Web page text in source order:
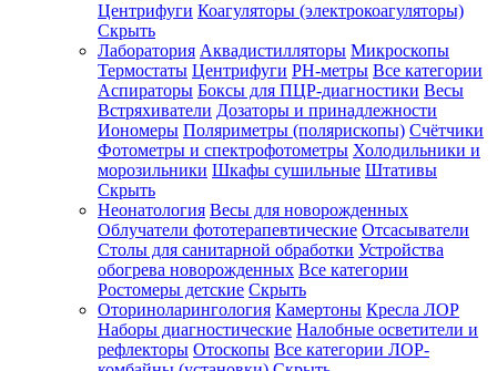
Центрифуги Коагуляторы (электрокоагуляторы)
Скрыть
Лаборатория Аквадистилляторы Микроскопы
Термостаты Центрифуги PH-метры Все категории
Аспираторы Боксы для ПЦР-диагностики Весы
Встряхиватели Дозаторы и принадлежности
Иономеры Поляриметры (полярископы) Счётчики
Фотометры и спектрофотометры Холодильники и
морозильники Шкафы сушильные Штативы
Скрыть
Неонатология Весы для новорожденных
Облучатели фототерапевтические Отсасыватели
Столы для санитарной обработки Устройства
обогрева новорожденных Все категории
Ростомеры детские Скрыть
Оториноларингология Камертоны Кресла ЛОР
Наборы диагностические Налобные осветители и
рефлекторы Отоскопы Все категории ЛОР-